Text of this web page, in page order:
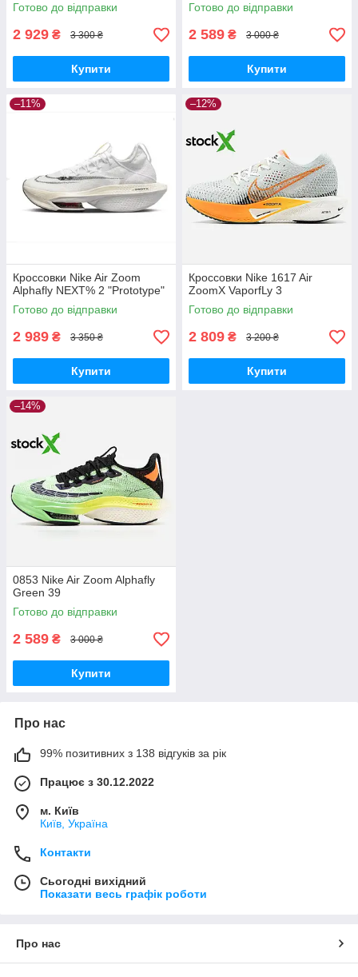
Готово до відправки
2 929 ₴ 3 300 ₴
Купити
Готово до відправки
2 589 ₴ 3 000 ₴
Купити
–11%
Кроссовки Nike Air Zoom
Alphafly NEXT% 2 "Prototype"
Готово до відправки
2 989 ₴ 3 350 ₴
Купити
–12%
Кроссовки Nike 1617 Air
ZoomX VaporfLy 3
Готово до відправки
2 809 ₴ 3 200 ₴
Купити
–14%
0853 Nike Air Zoom Alphafly
Green 39
Готово до відправки
2 589 ₴ 3 000 ₴
Купити
Про нас
99% позитивних з 138 відгуків за рік
Працює з 30.12.2022
м. Київ
Київ, Україна
Контакти
Сьогодні вихідний
Показати весь графік роботи
Про нас